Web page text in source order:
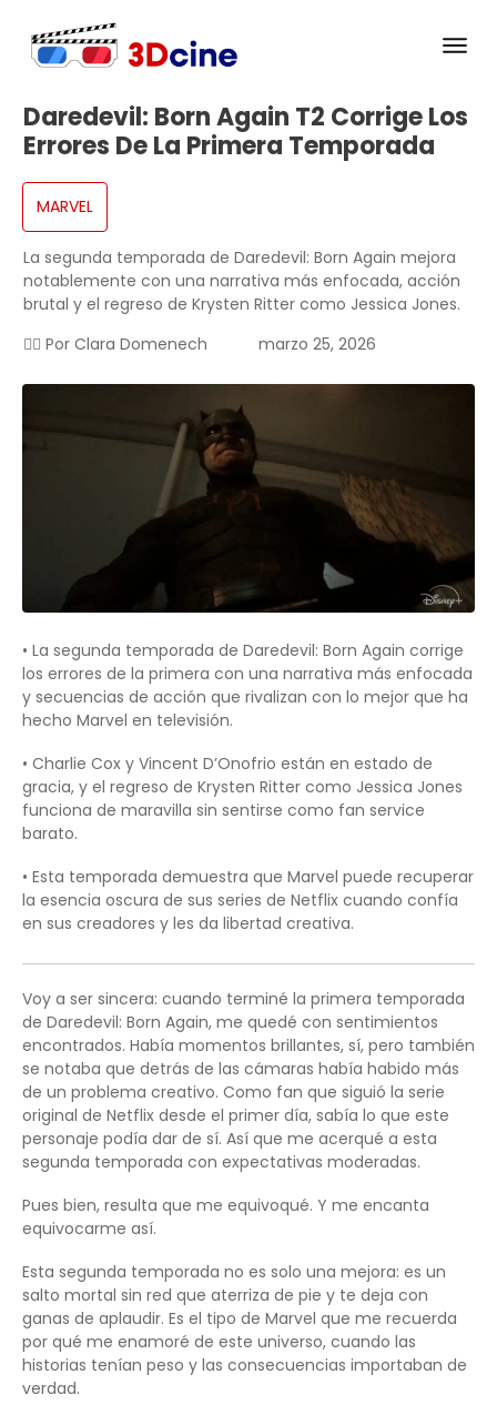
Daredevil: Born Again T2 Corrige Los
Errores De La Primera Temporada
MARVEL
La segunda temporada de Daredevil: Born Again mejora
notablemente con una narrativa más enfocada, acción
brutal y el regreso de Krysten Ritter como Jessica Jones.
✍🏻 Por Clara Domenech marzo 25, 2026
• La segunda temporada de Daredevil: Born Again corrige
los errores de la primera con una narrativa más enfocada
y secuencias de acción que rivalizan con lo mejor que ha
hecho Marvel en televisión.
• Charlie Cox y Vincent D’Onofrio están en estado de
gracia, y el regreso de Krysten Ritter como Jessica Jones
funciona de maravilla sin sentirse como fan service
barato.
• Esta temporada demuestra que Marvel puede recuperar
la esencia oscura de sus series de Netflix cuando confía
en sus creadores y les da libertad creativa.
Voy a ser sincera: cuando terminé la primera temporada
de Daredevil: Born Again, me quedé con sentimientos
encontrados. Había momentos brillantes, sí, pero también
se notaba que detrás de las cámaras había habido más
de un problema creativo. Como fan que siguió la serie
original de Netflix desde el primer día, sabía lo que este
personaje podía dar de sí. Así que me acerqué a esta
segunda temporada con expectativas moderadas.
Pues bien, resulta que me equivoqué. Y me encanta
equivocarme así.
Esta segunda temporada no es solo una mejora: es un
salto mortal sin red que aterriza de pie y te deja con
ganas de aplaudir. Es el tipo de Marvel que me recuerda
por qué me enamoré de este universo, cuando las
historias tenían peso y las consecuencias importaban de
verdad.